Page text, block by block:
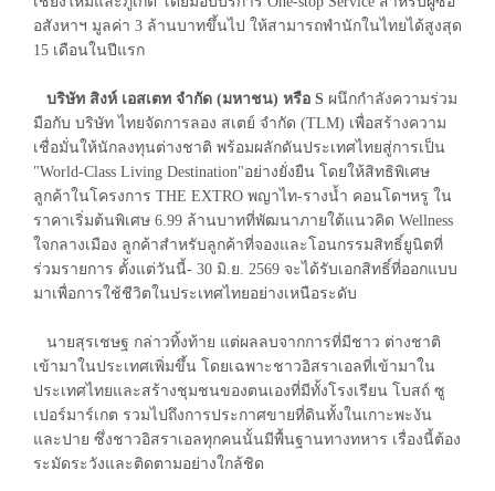
อสังหาฯ มูลค่า 3 ล้านบาทขึ้นไป ให้สามารถพำนักในไทยได้สูงสุด
15 เดือนในปีแรก
บริษัท สิงห์ เอสเตท จำกัด (มหาชน) หรือ S ผนึกกำลังความร่วม
มือกับ บริษัท ไทยจัดการลอง สเตย์ จำกัด (TLM) เพื่อสร้างความ
เชื่อมั่นให้นักลงทุนต่างชาติ พร้อมผลักดันประเทศไทยสู่การเป็น
"World-Class Living Destination"อย่างยั่งยืน โดยให้สิทธิพิเศษ
ลูกค้าในโครงการ THE EXTRO พญาไท-รางน้ำ คอนโดฯหรู ใน
ราคาเริ่มต้นพิเศษ 6.99 ล้านบาทที่พัฒนาภายใต้แนวคิด Wellness
ใจกลางเมือง ลูกค้าสำหรับลูกค้าที่จองและโอนกรรมสิทธิ์ยูนิตที่
ร่วมรายการ ตั้งแต่วันนี้- 30 มิ.ย. 2569 จะได้รับเอกสิทธิ์ที่ออกแบบ
มาเพื่อการใช้ชีวิตในประเทศไทยอย่างเหนือระดับ
นายสุรเชษฐ กล่าวทิ้งท้าย แต่ผลลบจากการที่มีชาว ต่างชาติ
เข้ามาในประเทศเพิ่มขึ้น โดยเฉพาะชาวอิสราเอลที่เข้ามาใน
ประเทศไทยและสร้างชุมชนของตนเองที่มีทั้งโรงเรียน โบสถ์ ซู
เปอร์มาร์เกต รวมไปถึงการประกาศขายที่ดินทั้งในเกาะพะงัน
และปาย ซึ่งชาวอิสราเอลทุกคนนั้นมีพื้นฐานทางทหาร เรื่องนี้ต้อง
ระมัดระวังและติดตามอย่างใกล้ชิด